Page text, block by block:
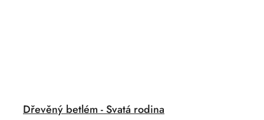
Dřevěný betlém - Svatá rodina